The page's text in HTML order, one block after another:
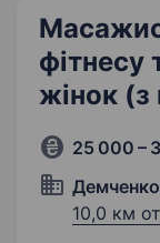
фітнесу
жінок (з
25 000 –
10,0 км